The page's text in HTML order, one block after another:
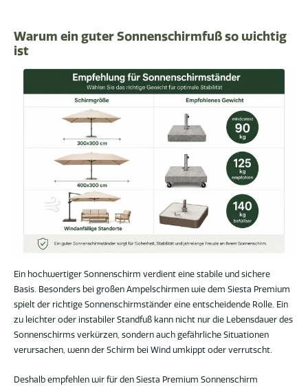
Warum ein guter Sonnenschirmfuß so wichtig
ist
Ein hochwertiger Sonnenschirm verdient eine stabile und sichere
Basis. Besonders bei großen Ampelschirmen wie dem Siesta Premium
spielt der richtige Sonnenschirmständer eine entscheidende Rolle. Ein
zu leichter oder instabiler Standfuß kann nicht nur die Lebensdauer des
Sonnenschirms verkürzen, sondern auch gefährliche Situationen
verursachen, wenn der Schirm bei Wind umkippt oder verrutscht.
Deshalb empfehlen wir für den Siesta Premium Sonnenschirm